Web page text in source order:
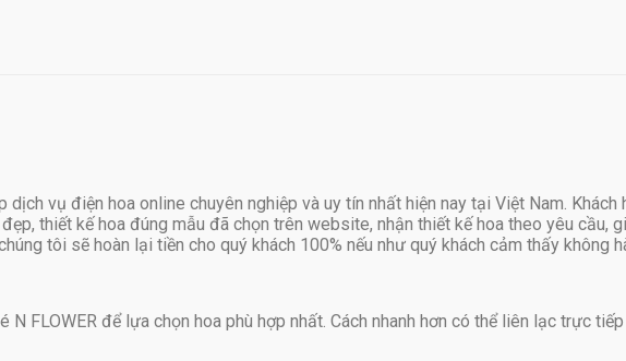
vụ điện hoa online chuyên nghiệp và uy tín nhất hiện nay tại Việt Nam.
thiết kế hoa đúng mẫu đã chọn trên website, nhận thiết kế hoa theo yêu cầu,
tôi sẽ hoàn lại tiền cho quý khách 100% nếu như quý khách cảm thấy không
N FLOWER để lựa chọn hoa phù hợp nhất. Cách nhanh hơn có thể liên lạc trực